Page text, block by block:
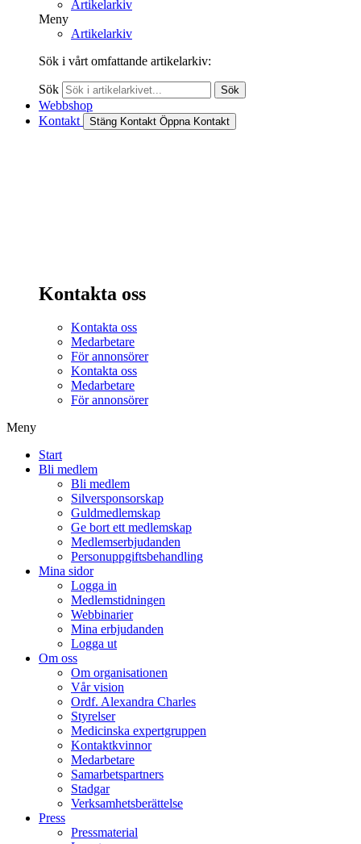
Artikelarkiv
Meny
Artikelarkiv
Sök i vårt omfattande artikelarkiv:
Sök Sök
Webbshop
Kontakt
Stäng Kontakt Öppna Kontakt
Kontakta oss
Kontakta oss
Medarbetare
För annonsörer
Kontakta oss
Medarbetare
För annonsörer
Meny
Start
Bli medlem
Bli medlem
Silversponsorskap
Guldmedlemskap
Ge bort ett medlemskap
Medlemserbjudanden
Personuppgiftsbehandling
Mina sidor
Logga in
Medlemstidningen
Webbinarier
Mina erbjudanden
Logga ut
Om oss
Om organisationen
Vår vision
Ordf. Alexandra Charles
Styrelser
Medicinska expertgruppen
Kontaktkvinnor
Medarbetare
Samarbetspartners
Stadgar
Verksamhetsberättelse
Press
Pressmaterial